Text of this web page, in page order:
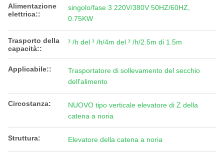
Alimentazione
elettrica::
singolo/fase 3 220V/380V 50HZ/60HZ,
0.75KW
Trasporto della
capacità::
³ /h del ³ /h/4m del ³ /h/2.5m di 1.5m
Applicabile::
Trasportatore di sollevamento del secchio
dell'alimento
Circostanza:
NUOVO tipo verticale elevatore di Z della
catena a noria
Struttura: Elevatore della catena a noria